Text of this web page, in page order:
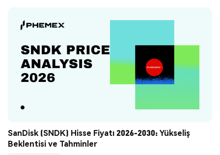
SanDisk (SNDK) Hisse Fiyatı 2026-2030: Yükseliş
Beklentisi ve Tahminler